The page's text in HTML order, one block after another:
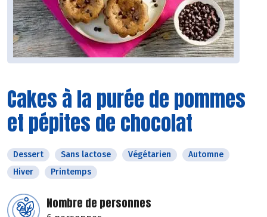
Cakes à la purée de pommes
et pépites de chocolat
Dessert Sans lactose Végétarien
Automne
Hiver
Printemps
Nombre de personnes